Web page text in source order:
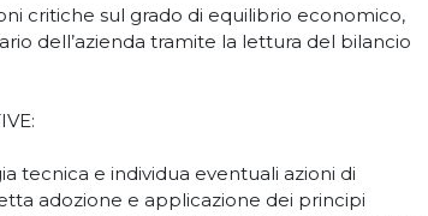
critiche sul grado di equilibrio economico,
dell’azienda tramite la lettura del bilancio
tecnica e individua eventuali azioni di
adozione e applicazione dei principi